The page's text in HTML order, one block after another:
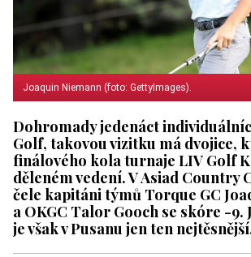
Joaquin Niemann (foto: GettyImages).
Dohromady jedenáct
Golf, takovou vizitku má dvojice,
finálového kola turnaje LIV Golf
děleném vedení. V Asiad Country
čele kapitáni týmů Torque GC
a OKGC Talor Gooch se skóre -9.
je však v Pusanu jen ten